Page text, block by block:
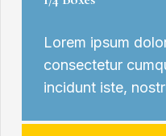
Lorem ipsum
consectetur
incidunt iste,